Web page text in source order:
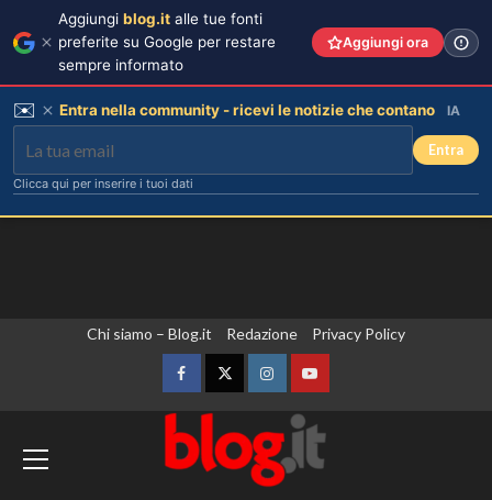
Chi siamo – Blog.it Redazione Privacy Policy
FacebookTwitterInstagramYouTube
Aggiungi blog.it alle tue fonti
preferite su Google per restare
sempre informato
Aggiungi ora
✉️ Entra nella community - ricevi le notizie che contano IA
Entra
Clicca qui per inserire i tuoi dati